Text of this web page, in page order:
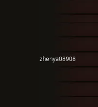
zhenya08908